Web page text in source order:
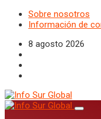
Sobre nosotros
Información de
8 agosto 2026